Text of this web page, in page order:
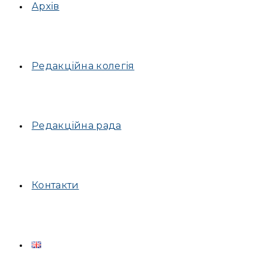
Архів
Редакційна колегія
Редакційна рада
Контакти